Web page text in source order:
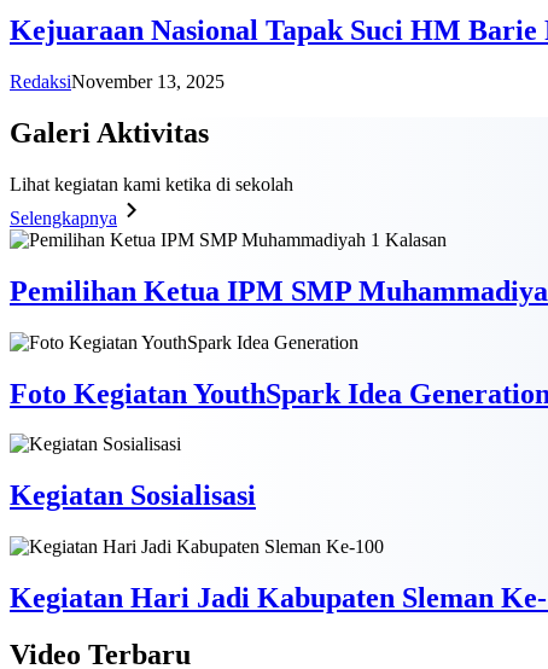
Kejuaraan Nasional Tapak Suci HM Barie
RedaksiNovember 13, 2025
Galeri Aktivitas
Lihat kegiatan kami ketika di sekolah
Selengkapnya
Pemilihan Ketua IPM SMP
Foto Kegiatan YouthSpark Idea Generation
Kegiatan Sosialisasi
Kegiatan Hari Jadi Kabupaten Sleman
Video Terbaru